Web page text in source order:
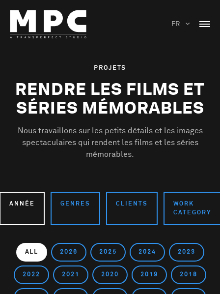
FR
PROJETS
RENDRE LES FILMS ET
SÉRIES MÉMORABLES
Nous travaillons sur les petits détails et les images
spectaculaires qui rendent les films et les séries
mémorables.
ANNÉE GENRES CLIENTS
WORK
CATEGORY
ALL 2026 2025 2024 2023
2022 2021 2020 2019 2018